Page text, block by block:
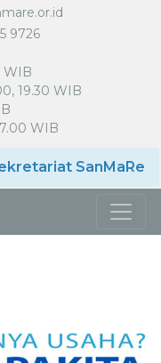
9726
WIB
19.30 WIB
WIB
SanMaRe